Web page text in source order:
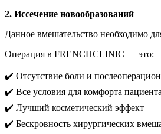
2. Иссечение новообразований
Данное вмешательство необходимо
Операция в FRENCHCLINIC — это:
✔️ Отсутствие боли и
✔️ Все условия для комфорта пациента
✔️ Лучший косметический эффект
✔️ Бескровность хирургических